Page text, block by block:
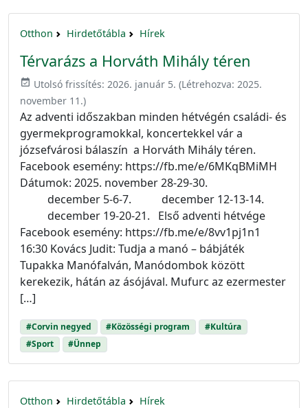
Otthon Hirdetőtábla Hírek
Térvarázs a Horváth Mihály téren
event_available Utolsó frissítés: 2026. január 5. (Létrehozva: 2025.
november 11.)
Az adventi időszakban minden hétvégén családi- és
gyermekprogramokkal, koncertekkel vár a
józsefvárosi bálaszín a Horváth Mihály téren.
Facebook esemény: https://fb.me/e/6MKqBMiMH
Dátumok: 2025. november 28-29-30.
december 5-6-7. december 12-13-14.
december 19-20-21. Első adventi hétvége
Facebook esemény: https://fb.me/e/8vv1pj1n1
16:30 Kovács Judit: Tudja a manó – bábjáték
Tupakka Manófalván, Manódombok között
kerekezik, hátán az ásójával. Mufurc az ezermester
[…]
#Corvin negyed #Közösségi program
#Kultúra
#Sport
#Ünnep
Otthon Hirdetőtábla Hírek